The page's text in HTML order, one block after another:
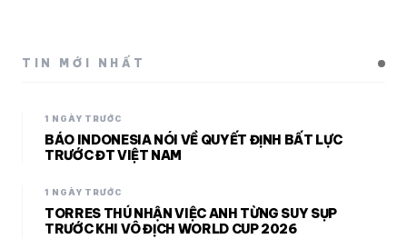
TIN MỚI NHẤT
1 NGÀY TRƯỚC
BÁO INDONESIA NÓI VỀ QUYẾT ĐỊNH BẤT LỰC
TRƯỚC ĐT VIỆT NAM
1 NGÀY TRƯỚC
TORRES THÚ NHẬN VIỆC ANH TỪNG SUY SỤP
TRƯỚC KHI VÔ ĐỊCH WORLD CUP 2026